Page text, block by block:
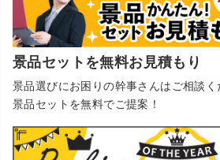
景品セットを無料お見積もり
景品選びにお困りの幹事さんはご相談
景品セットを無料でご提案！